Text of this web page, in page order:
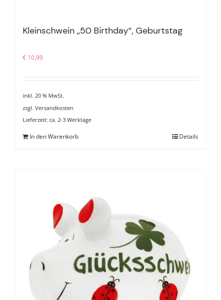
Kleinschwein „50 Birthday“, Geburtstag
€ 10,99
inkl. 20 % MwSt.
zzgl. Versandkosten
Lieferzeit: ca. 2-3 Werktage
In den Warenkorb Details